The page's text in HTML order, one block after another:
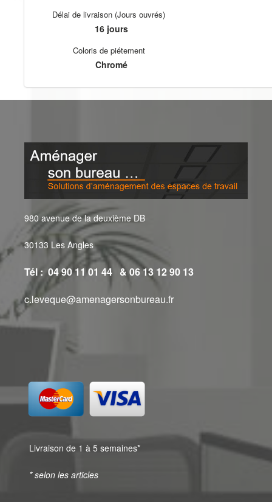
Délai de livraison (Jours ouvrés)
16 jours
Coloris de piétement
Chromé
980 avenue de la deuxième DB
30133 Les Angles
Tél : 04 90 11 01 44 & 06 13 12 90 13
c.leveque@amenagersonbureau.fr
Livraison de 1 à 5 semaines*
* selon les articles